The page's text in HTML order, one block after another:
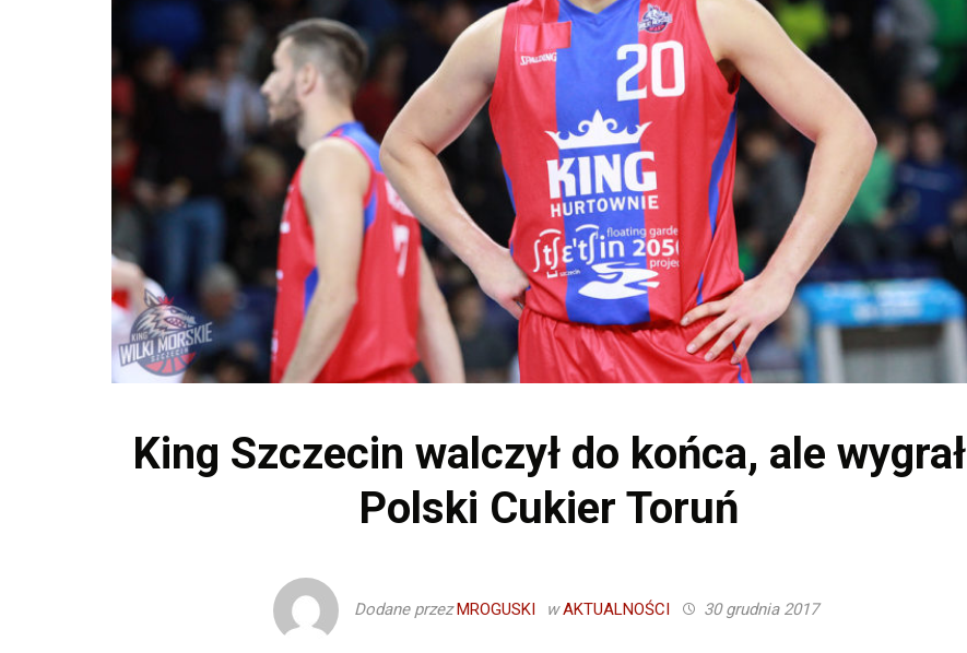
King Szczecin walczył do końca, ale wygrał
Polski Cukier Toruń
Dodane przez MROGUSKI wAKTUALNOŚCI 30 grudnia 2017